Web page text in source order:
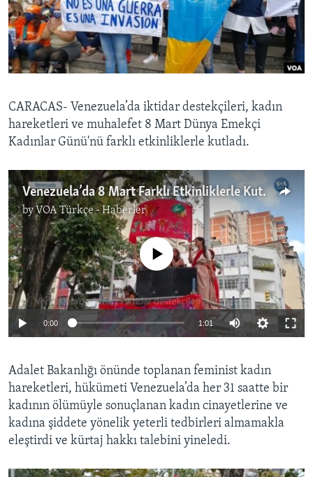
HAYATTAN
SANAT
BIZI TAKIP EDIN
Diller
CARACAS- Venezuela’da iktidar destekçileri, kadın
hareketleri ve muhalefet 8 Mart Dünya Emekçi
Kadınlar Günü'nü farklı etkinliklerle kutladı.
Venezuela’da 8 Mart Farklı Etkinliklerle Kutlandı
byVOA Türkçe - Haberler
No media source currently available
0:00 1:01
Adalet Bakanlığı önünde toplanan feminist kadın
hareketleri, hükümeti Venezuela’da her 31 saatte bir
kadının ölümüyle sonuçlanan kadın cinayetlerine ve
kadına şiddete yönelik yeterli tedbirleri almamakla
eleştirdi ve kürtaj hakkı talebini yineledi.